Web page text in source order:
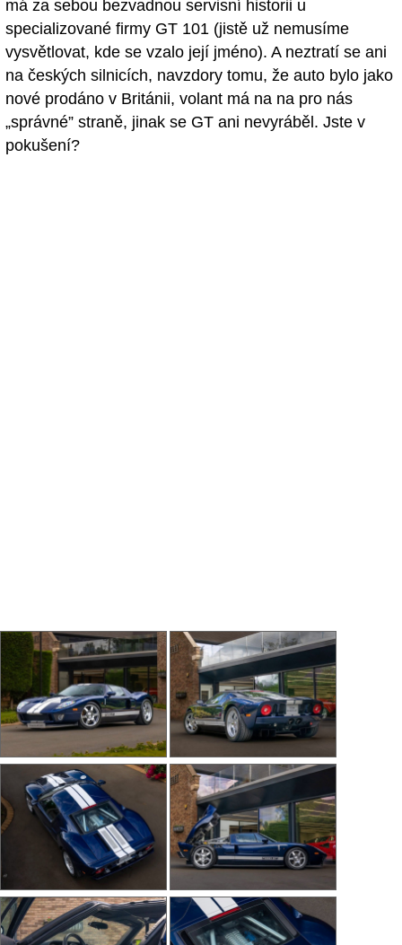
má za sebou bezvadnou servisní historii u
specializované firmy GT 101 (jistě už nemusíme
vysvětlovat, kde se vzalo její jméno). A neztratí se ani
na českých silnicích, navzdory tomu, že auto bylo jako
nové prodáno v Británii, volant má na na pro nás
„správné” straně, jinak se GT ani nevyráběl. Jste v
pokušení?